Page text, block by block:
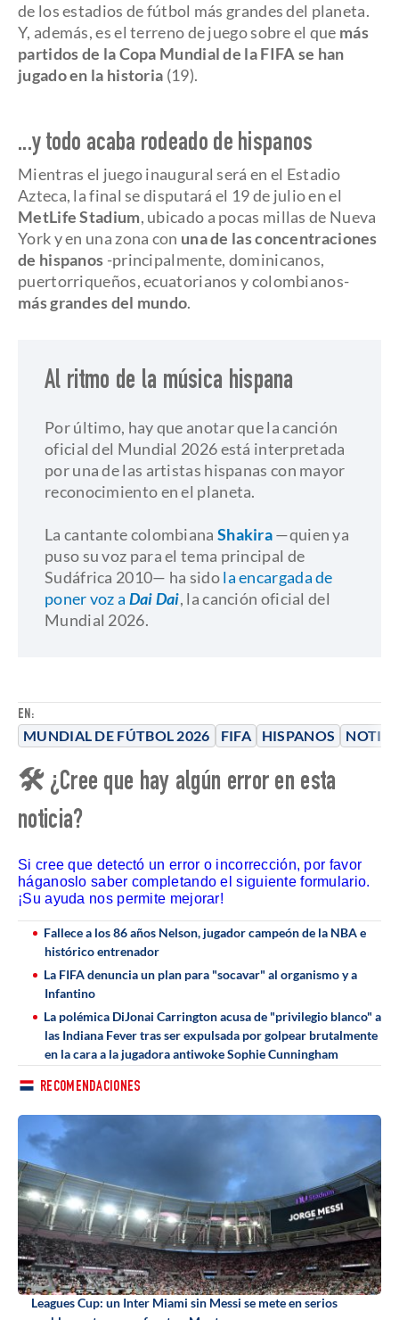
EN:
MUNDIAL DE FÚTBOL 2026 FIFA HISPANOS
de los estadios de fútbol más grandes del planeta.
Y, además, es el terreno de juego sobre el que más
partidos de la Copa Mundial de la FIFA se han
jugado en la historia (19).
...y todo acaba rodeado de hispanos
Mientras el juego inaugural será en el Estadio
Azteca, la final se disputará el 19 de julio en el
MetLife Stadium, ubicado a pocas millas de Nueva
York y en una zona con una de las concentraciones
de hispanos -principalmente, dominicanos,
puertorriqueños, ecuatorianos y colombianos-
más grandes del mundo.
Al ritmo de la música hispana
Por último, hay que anotar que la canción
oficial del Mundial 2026 está interpretada
por una de las artistas hispanas con mayor
reconocimiento en el planeta.
La cantante colombiana Shakira—quien ya
puso su voz para el tema principal de
Sudáfrica 2010— ha sidola encargada de
poner voz a Dai Dai, la canción oficial del
Mundial 2026.
🛠 ¿Cree que hay algún error en esta
noticia?
Si cree que detectó un error o incorrección, por favor
háganoslo saber completando el siguiente formulario.
¡Su ayuda nos permite mejorar!
Fallece a los 86 años Nelson, jugador campeón de la NBA e
histórico entrenador
La FIFA denuncia un plan para "socavar" al organismo y a
Infantino
La polémica DiJonai Carrington acusa de "privilegio blanco" a
las Indiana Fever tras ser expulsada por golpear brutalmente
en la cara a la jugadora antiwoke Sophie Cunningham
RECOMENDACIONES
Leagues Cup: un Inter Miami sin Messi se mete en serios